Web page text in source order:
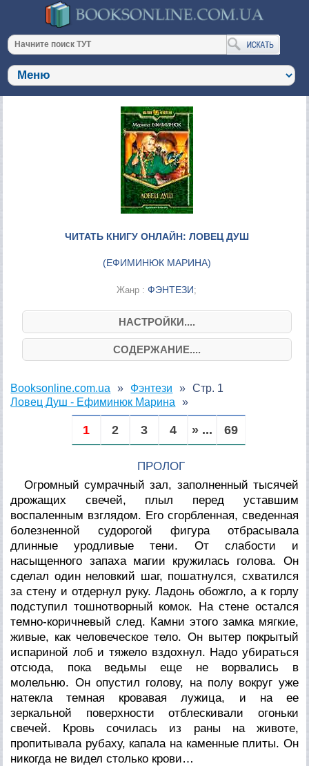
ЧИТАТЬ КНИГУ ОНЛАЙН: ЛОВЕЦ ДУШ
(ЕФИМИНЮК МАРИНА)
Жанр :ФЭНТЕЗИ;
НАСТРОЙКИ....
СОДЕРЖАНИЕ....
Booksonline.com.ua
Фэнтези
Ловец Душ - Ефиминюк Марина
Стр. 1
1 2 3 4 » ... 69
ПРОЛОГ
Огромный сумрачный зал, заполненный тысячей
дрожащих свечей, плыл перед уставшим
воспаленным взглядом. Его сгорбленная, сведенная
болезненной судорогой фигура отбрасывала
длинные уродливые тени. От слабости и
насыщенного запаха магии кружилась голова. Он
сделал один неловкий шаг, пошатнулся, схватился
за стену и отдернул руку. Ладонь обожгло, а к горлу
подступил тошнотворный комок. На стене остался
темно-коричневый след. Камни этого замка мягкие,
живые, как человеческое тело. Он вытер покрытый
испариной лоб и тяжело вздохнул. Надо убираться
отсюда, пока ведьмы еще не ворвались в
молельню. Он опустил голову, на полу вокруг уже
натекла темная кровавая лужица, и на ее
зеркальной поверхности отблескивали огоньки
свечей. Кровь сочилась из раны на животе,
пропитывала рубаху, капала на каменные плиты. Он
никогда не видел столько крови…